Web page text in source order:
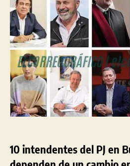
10 intendentes del PJ en